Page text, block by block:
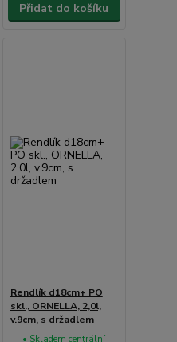
Přidat do košíku
Rendlík d18cm+ PO
skl., ORNELLA, 2,0l,
v.9cm, s držadlem
• Skladem centrální